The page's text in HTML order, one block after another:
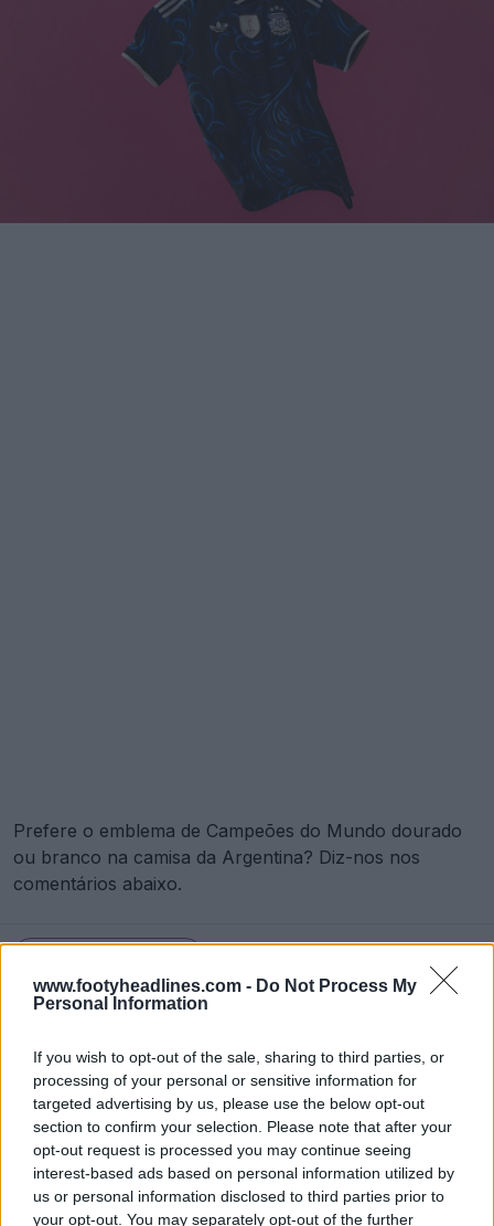
www.footyheadlines.com - Do Not Process My
Personal Information
If you wish to opt-out of the sale, sharing to third parties, or
processing of your personal or sensitive information for
targeted advertising by us, please use the below opt-out
section to confirm your selection. Please note that after your
opt-out request is processed you may continue seeing
interest-based ads based on personal information utilized by
us or personal information disclosed to third parties prior to
your opt-out. You may separately opt-out of the further
Prefere o emblema de Campeões do Mundo dourado
ou branco na camisa da Argentina? Diz-nos nos
comentários abaixo.
Compartilhar